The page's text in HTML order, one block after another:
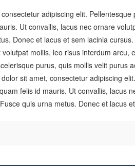
adipiscing elit.
Ut convallis, lacus nec ornare
Donec et lacus et sem lacinia
mollis, leo risus interdum
purus, quis mollis velit purus
sit amet, consectetur adipiscing
felis id mauris. Ut convallis, lacus
quis urna metus. Donec et lacus